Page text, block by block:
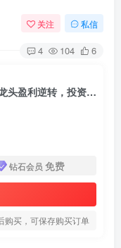
关注 私信
4 104 6
「利民股份」利民股份财报解析：农药龙头盈利逆转，投资价值凸显？
钻石会员 免费
购买，可保存购买订单